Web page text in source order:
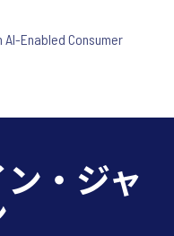
Enabled Consumer
・ジャ